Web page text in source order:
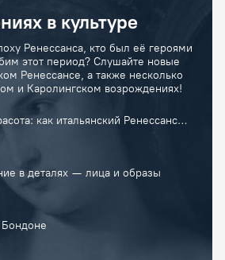
в культуре
Ренессанса, кто был её героями
этот период? Слушайте новые
Ренессансе, а также несколько
и Каролингском возрождениях!
как итальянский Ренессанс
в деталях — лица и образы